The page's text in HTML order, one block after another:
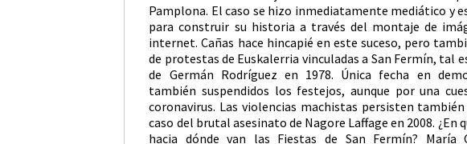
Pamplona. El caso se hizo inmediatamente mediático y
para construir su historia a través del montaje de
internet. Cañas hace hincapié en este suceso, pero
de protestas de Euskalerria vinculadas a San Fermín, tal
de Germán Rodríguez en 1978. Única fecha en
también suspendidos los festejos, aunque por una
coronavirus. Las violencias machistas persisten
caso del brutal asesinato de Nagore Laffage en 2008. ¿En
hacia dónde van las Fiestas de San Fermín? María